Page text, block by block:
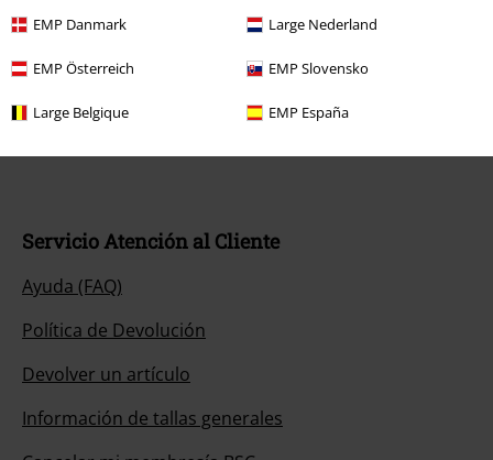
EMP Danmark Large Nederland
EMP Österreich EMP Slovensko
Large Belgique EMP España
Nuestro servicio de atención al cliente está a tu
Disponibilidad: Lunes desde las 09:00 hasta las 17:00.
Servicio Atención al Cliente
Ayuda (FAQ)
Política de Devolución
Devolver un artículo
Información de tallas generales